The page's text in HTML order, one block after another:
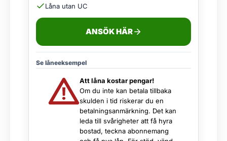
Låna utan UC
ANSÖK HÄR
Se låneeksempel
Att låna kostar pengar!
Om du inte kan betala tillbaka
skulden i tid riskerar du en
betalningsanmärkning. Det kan
leda till svårigheter att få hyra
bostad, teckna abonnemang